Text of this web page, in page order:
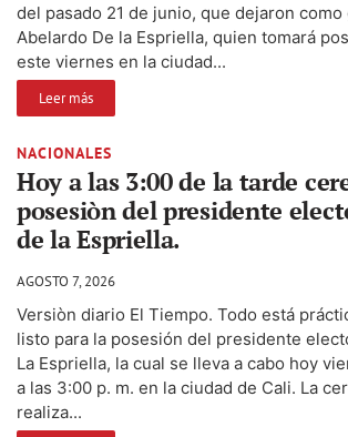
del pasado 21 de junio, que dejaron como
Abelardo De la Espriella, quien tomará
este viernes en la ciudad...
Leer más
NACIONALES
Hoy a las 3:00 de la tarde
posesiòn del presidente
de la Espriella.
AGOSTO 7, 2026
Versiòn diario El Tiempo. Todo está
listo para la posesión del presidente
La Espriella, la cual se lleva a cabo hoy
a las 3:00 p. m. en la ciudad de Cali. La
realiza...